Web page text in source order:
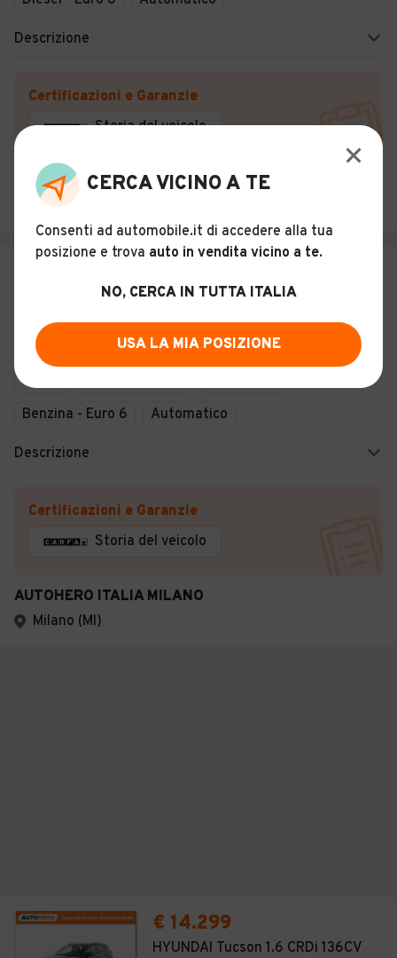
Descrizione
Certificazioni e Garanzie
Storia del veicolo
AUTOHERO ITALIA MILANO
Milano (MI)
18
HYUNDAI Tucson 1.6 T-GDI 4WD
XPossible
Usato
Benzina - Euro 6
Automatico
Descrizione
Certificazioni e Garanzie
Storia del veicolo
AUTOHERO ITALIA MILANO
Milano (MI)
€ 14.299
HYUNDAI Tucson 1.6 CRDi 136CV
CERCA VICINO A TE
Consenti ad automobile.it di accedere alla tua
posizione e trova auto in vendita vicino a te.
NO, CERCA IN TUTTA ITALIA
USA LA MIA POSIZIONE